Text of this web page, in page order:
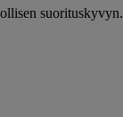
suorituskyvyn.